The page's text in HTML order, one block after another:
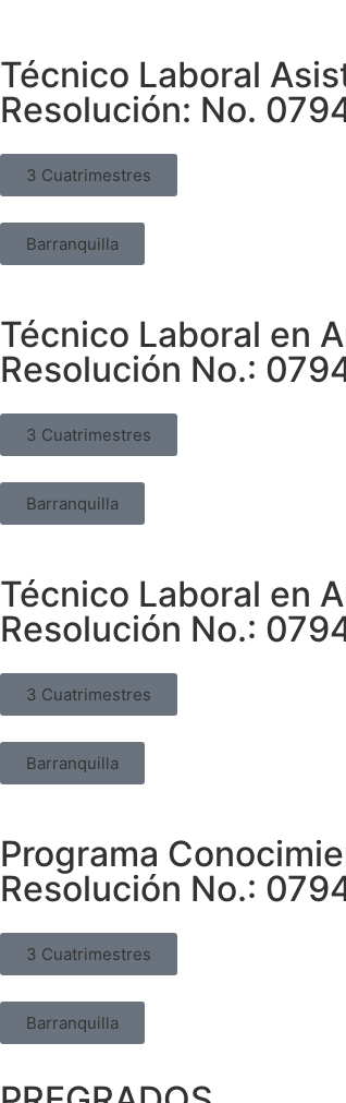
Técnico Laboral
Resolución: No.
3 Cuatrimestres
Barranquilla
Técnico Laboral en
Resolución No.:
3 Cuatrimestres
Barranquilla
Técnico Laboral en
Resolución No.:
3 Cuatrimestres
Barranquilla
Programa
Resolución No.:
3 Cuatrimestres
Barranquilla